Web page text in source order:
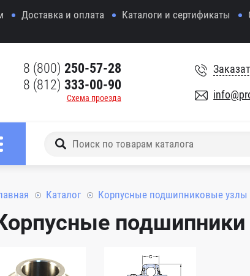
Доставка и оплата Каталоги и сертификаты
8 (800) 250-57-28
8 (812) 333-00-90
Схема проезда
Каталог Корпусные подшипниковые узлы